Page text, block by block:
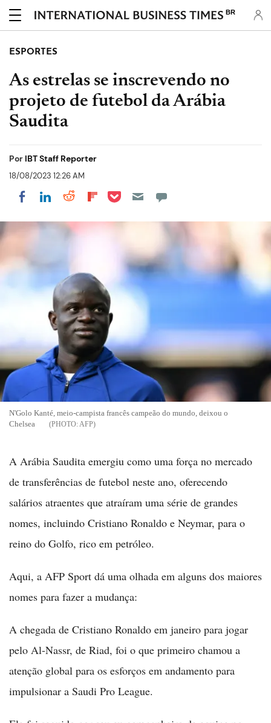
BR
ESPORTES
As estrelas se inscrevendo no
projeto de futebol da Arábia
Saudita
Por IBT Staff Reporter
18/08/2023 12:26 AM
Share on Facebook
Share on LinkedIn
Share on Reddit
Share on Flipboard
Share on Pocket
N'Golo Kanté, meio-campista francês campeão do mundo, deixou o
Chelsea
AFP
A Arábia Saudita emergiu como uma força no mercado
de transferências de futebol neste ano, oferecendo
salários atraentes que atraíram uma série de grandes
nomes, incluindo Cristiano Ronaldo e Neymar, para o
reino do Golfo, rico em petróleo.
Aqui, a AFP Sport dá uma olhada em alguns dos maiores
nomes para fazer a mudança:
A chegada de Cristiano Ronaldo em janeiro para jogar
pelo Al-Nassr, de Riad, foi o que primeiro chamou a
atenção global para os esforços em andamento para
impulsionar a Saudi Pro League.